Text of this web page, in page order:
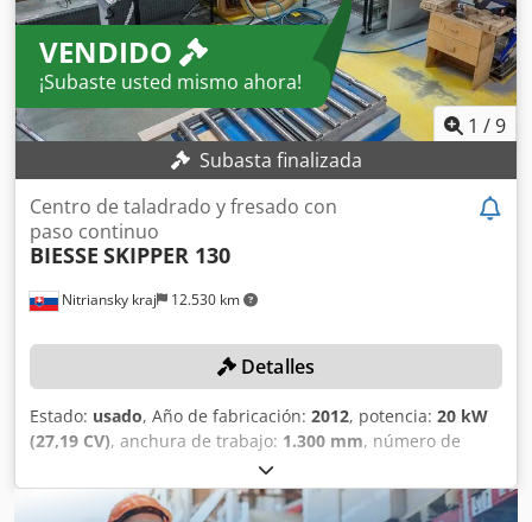
VENDIDO
¡Subaste usted mismo ahora!
1 /9
Subasta finalizada
Nitriansky kraj 12.530 km
Centro de taladrado y fresado con
paso continuo
BIESSE SKIPPER 130
Detalles
Estado: usado, Año de fabricación: 2012, potencia: 20 kW
(27,19 CV), anchura de trabajo: 1.300 mm, número de
, altura de la placa:
mm, Se aplicarán los plazos de recogida establecidos en
las condiciones generales de la venta. ¡La fecha límite de